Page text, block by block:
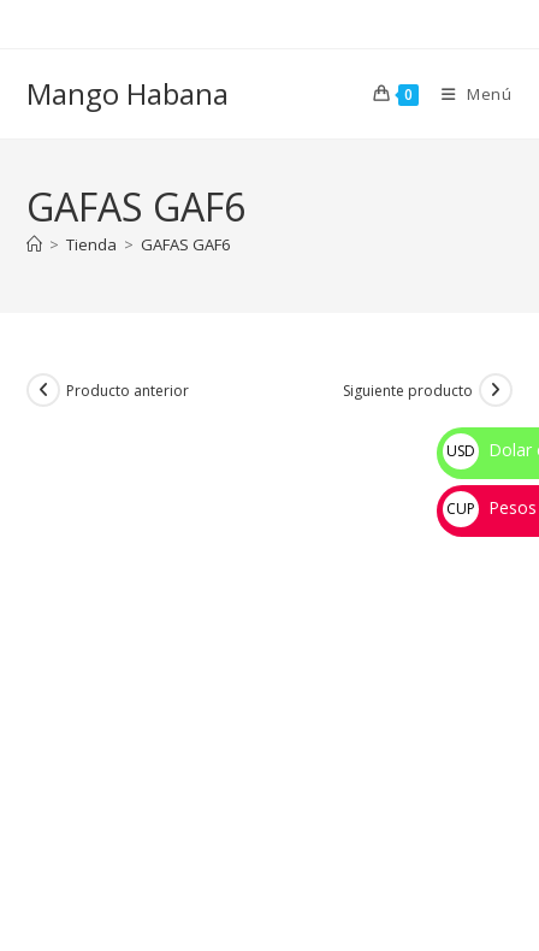
Mango Habana 0 Menú
GAFAS GAF6
> Tienda > GAFAS GAF6
Producto anterior Siguiente producto
USD
$
Dolar
CUP
💰
Pesos